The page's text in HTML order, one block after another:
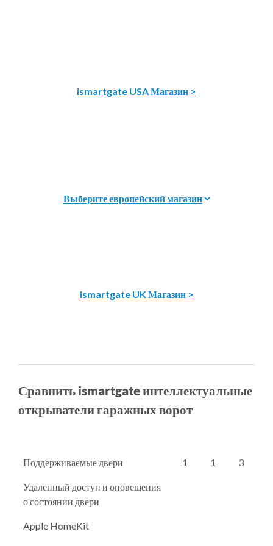
ismartgate USA Магазин >
ismartgate UK Магазин >
Сравнить ismartgate интеллектуальные
открыватели гаражных ворот
Поддерживаемые двери 1 1 3
Удаленный доступ и оповещения
о состоянии двери
Apple HomeKit